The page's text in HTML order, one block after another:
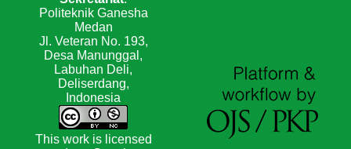
Politeknik Ganesha
Medan
Jl. Veteran No. 193,
Desa Manunggal,
Labuhan Deli,
Deliserdang,
Indonesia
This work is licensed